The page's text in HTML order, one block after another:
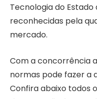
Tecnologia do Estado
reconhecidas pela
mercado.
Com a concorrência
normas pode fazer a
Confira abaixo todos